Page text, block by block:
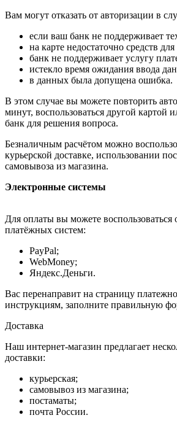
Вам могут отказать от авторизации в
если ваш банк не поддерживает
на карте недостаточно средств
банк не поддерживает услугу
истекло время ожидания ввода
в данных была допущена ошибка.
В этом случае вы можете повторить
минут, воспользоваться другой картой
банк для решения вопроса.
Безналичным расчётом можно
курьерской доставке, использовании
самовывоза из магазина.
Электронные системы
Для оплаты вы можете
платёжных систем:
PayPal;
WebMoney;
Яндекс.Деньги.
Вас перенаправит на страницу
инструкциям, заполните правильную
Доставка
Наш интернет-магазин предлагает
доставки:
курьерская;
самовывоз из магазина;
постаматы;
почта России.